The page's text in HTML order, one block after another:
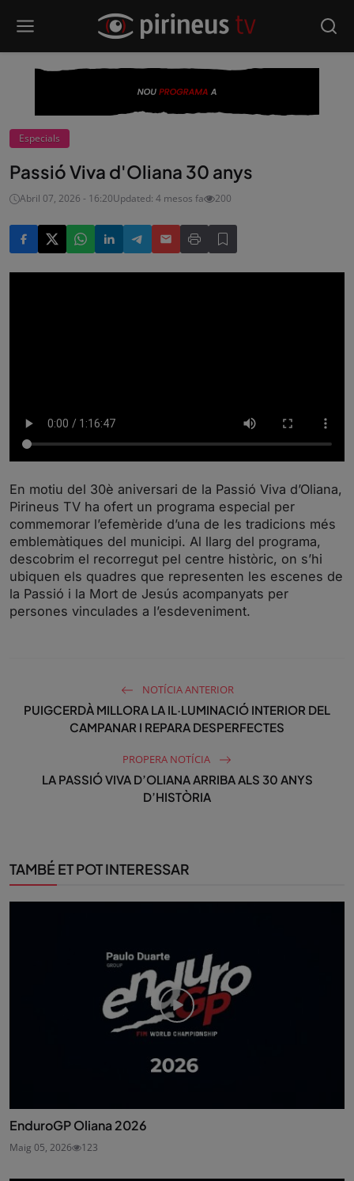
Especials
Passió Viva d'Oliana 30 anys
Abril 07, 2026 - 16:20Updated: 4 mesos fa 200
En motiu del 30è aniversari de la Passió Viva d’Oliana,
Pirineus TV ha ofert un programa especial per
commemorar l’efemèride d’una de les tradicions més
emblemàtiques del municipi. Al llarg del programa,
descobrim el recorregut pel centre històric, on s’hi
ubiquen els quadres que representen les escenes de
la Passió i la Mort de Jesús acompanyats per
persones vinculades a l’esdeveniment.
NOTÍCIA ANTERIOR
PUIGCERDÀ MILLORA LA IL·LUMINACIÓ INTERIOR DEL
CAMPANAR I REPARA DESPERFECTES
PROPERA NOTÍCIA
LA PASSIÓ VIVA D’OLIANA ARRIBA ALS 30 ANYS
D’HISTÒRIA
TAMBÉ ET POT INTERESSAR
EnduroGP Oliana 2026
Maig 05, 2026 123